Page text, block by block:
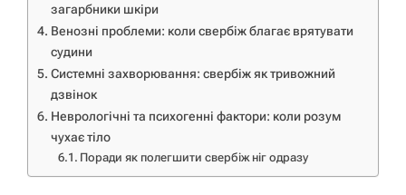
загарбники шкіри
Венозні проблеми: коли свербіж благає врятувати
судини
Системні захворювання: свербіж як тривожний
дзвінок
Неврологічні та психогенні фактори: коли розум
чухає тіло
Поради як полегшити свербіж ніг одразу